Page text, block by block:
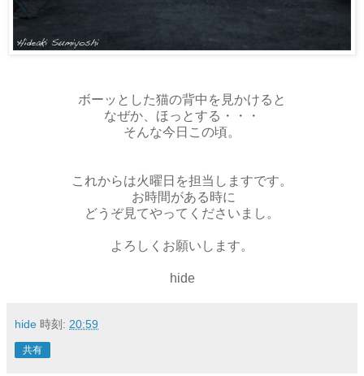
ボーッとした猫の背中を見かけると
なぜか、ほっとする・・・
そんな今日この頃。
これからは火曜日を担当しますです。
お時間がある時に
どうぞ見てやってくださいまし。
よろしくお願いします。
hide
hide 時刻: 20:59
共有